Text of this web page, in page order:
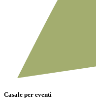
Casale per eventi